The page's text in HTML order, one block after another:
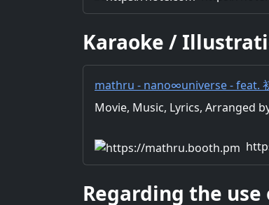
界 閉じられた未来 孤独の狭間に
戦う nano∞universe その優しさ
Karaoke /
mathru - nano∞universe - feat.
Miku Hatsune - mathruねっと -
Movie, Music, Lyrics, Arranged
Regarding the use